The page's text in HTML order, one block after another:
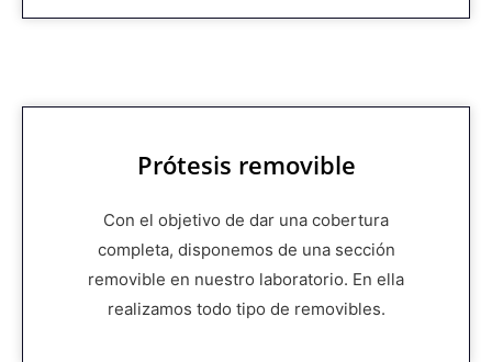
Prótesis removible
Con el objetivo de dar una cobertura
completa, disponemos de una sección
removible en nuestro laboratorio. En ella
realizamos todo tipo de removibles.